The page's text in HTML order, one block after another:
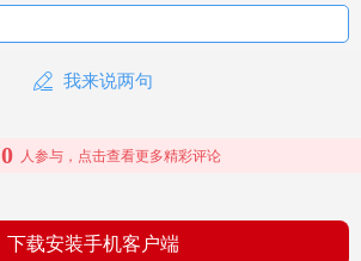
我来说两句
0 人参与，点击查看更多精彩评论
下载安装手机客户端